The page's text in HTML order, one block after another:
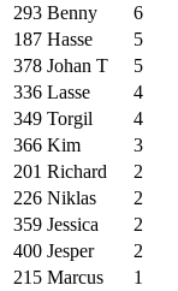
293 Benny
6
187 Hasse
5
378 Johan T
5
336 Lasse
4
349 Torgil
4
366 Kim
3
201 Richard
2
226 Niklas
2
359 Jessica
2
400 Jesper
2
215 Marcus
1